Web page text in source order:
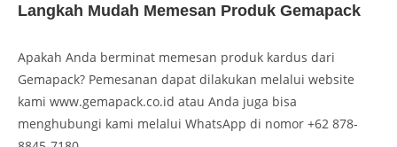
Langkah Mudah Memesan Produk Gemapack
Apakah Anda berminat memesan produk kardus dari
Gemapack? Pemesanan dapat dilakukan melalui website
kami www.gemapack.co.id atau Anda juga bisa
menghubungi kami melalui WhatsApp di nomor +62 878-